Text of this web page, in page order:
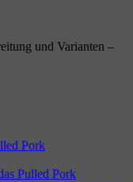
und Varianten –
Pork
Pulled Pork